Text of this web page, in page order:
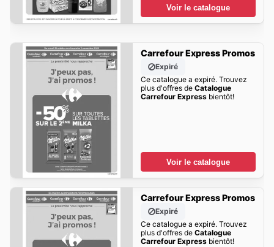
Voir le catalogue
Carrefour Express Promos
Expiré
Ce catalogue a expiré. Trouvez
plus d'offres de Catalogue
Carrefour Expressbientôt!
Voir le catalogue
Carrefour Express Promos
Expiré
Ce catalogue a expiré. Trouvez
plus d'offres de Catalogue
Carrefour Expressbientôt!